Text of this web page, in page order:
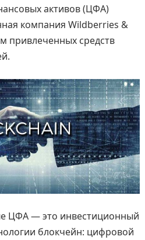
активов (ЦФА)
компания Wildberries &
привлеченных средств
ЦФА — это инвестиционный
блокчейн: цифровой